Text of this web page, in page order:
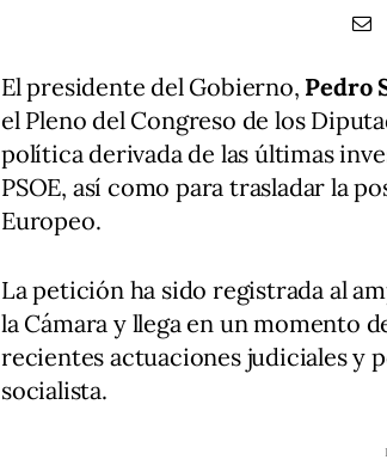
El presidente del Gobierno, Pedro
el Pleno del Congreso de los
política derivada de las últimas
PSOE, así como para trasladar la
Europeo.
La petición ha sido registrada al
la Cámara y llega en un momento
recientes actuaciones judiciales y
socialista.